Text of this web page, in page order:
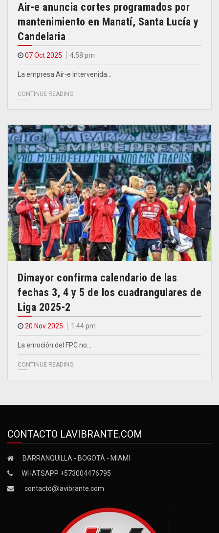
Air-e anuncia cortes programados por
mantenimiento en Manatí, Santa Lucía y
Candelaria
07 Oct 2025 4.58 pm
La empresa Air-e Intervenida…
CONTINUE READING
Dimayor confirma calendario de las
fechas 3, 4 y 5 de los cuadrangulares de
Liga 2025-2
20 Nov 2025 1.44 pm
La emoción del FPC no…
CONTINUE READING
CONTACTO LAVIBRANTE.COM
BARRANQUILLA - BOGOTÁ - MIAMI
WHATSAPP +573004476795
contacto@lavibrante.com